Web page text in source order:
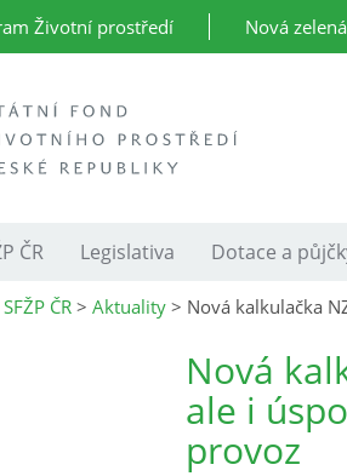
Životní prostředí Nová
ČR Legislativa Dotace a
SFŽP ČR > Aktuality > Nová kalkulačka
Nová
ale i
provoz